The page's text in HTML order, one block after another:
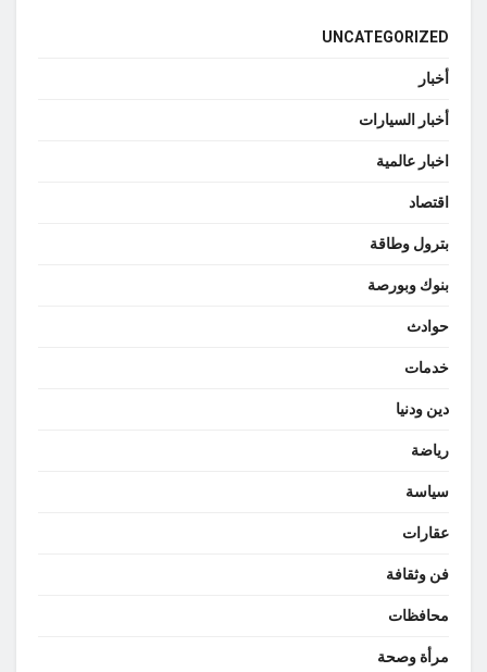
UNCATEGORIZED
أخبار
أخبار السيارات
اخبار عالمية
اقتصاد
بترول وطاقة
بنوك وبورصة
حوادث
خدمات
دين ودنيا
رياضة
سياسة
عقارات
فن وثقافة
محافظات
مرأة وصحة